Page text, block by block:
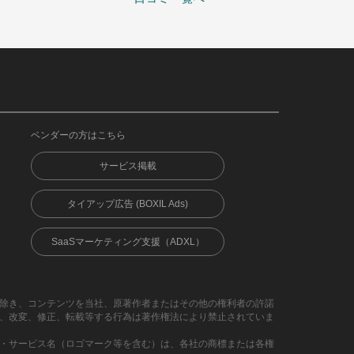
ベンダーの方はこちら
サービス掲載
タイアップ広告 (BOXIL Ads)
SaaSマーケティング支援（ADXL）
き、コンテンツを当社、原著作者またはその他の権利者の許諾
改変、修正、転載等する行為は著作権法により禁止されていま
サービス名（ロゴマーク等を含む）は、各社の商標または各権